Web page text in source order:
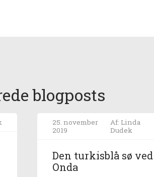
blogposts
25. november
2019
Af: Linda
Dudek
Den turkisblå sø ved
Onda